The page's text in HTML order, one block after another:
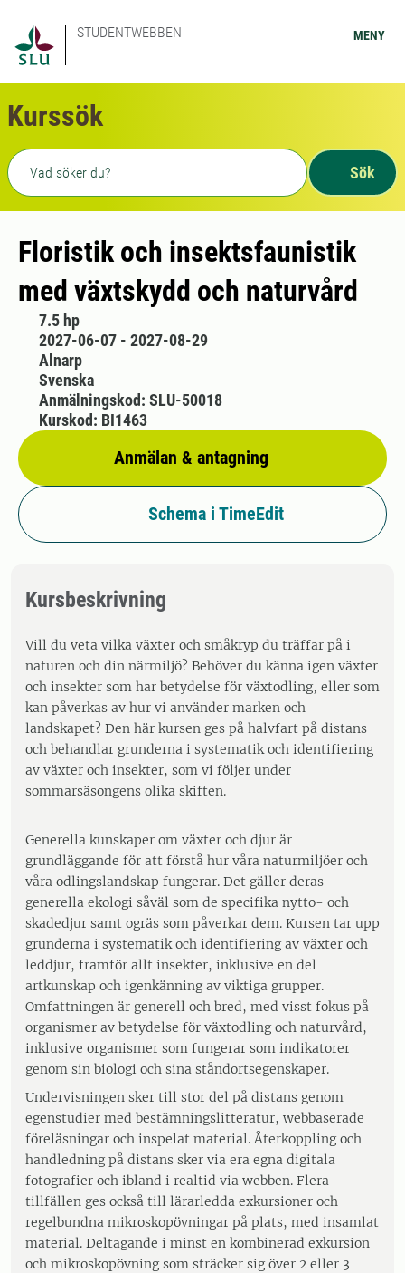
STUDENTWEBBEN MENY
Kurssök
Fritext sökning
Sök
Floristik och insektsfaunistik
med växtskydd och naturvård
7.5 hp
2027-06-07 - 2027-08-29
Alnarp
Svenska
Anmälan & antagning
Anmälningskod: SLU-50018
Kurskod: BI1463
Schema i TimeEdit
Kursbeskrivning
Vill du veta vilka växter och småkryp du träffar på i
naturen och din närmiljö? Behöver du känna igen växter
och insekter som har betydelse för växtodling, eller som
kan påverkas av hur vi använder marken och
landskapet? Den här kursen ges på halvfart på distans
och behandlar grunderna i systematik och identifiering
av växter och insekter, som vi följer under
sommarsäsongens olika skiften.
Generella kunskaper om växter och djur är
grundläggande för att förstå hur våra naturmiljöer och
våra odlingslandskap fungerar. Det gäller deras
generella ekologi såväl som de specifika nytto- och
skadedjur samt ogräs som påverkar dem. Kursen tar upp
grunderna i systematik och identifiering av växter och
leddjur, framför allt insekter, inklusive en del
artkunskap och igenkänning av viktiga grupper.
Omfattningen är generell och bred, med visst fokus på
organismer av betydelse för växtodling och naturvård,
inklusive organismer som fungerar som indikatorer
genom sin biologi och sina ståndortsegenskaper.
Undervisningen sker till stor del på distans genom
egenstudier med bestämningslitteratur, webbaserade
föreläsningar och inspelat material. Återkoppling och
handledning på distans sker via era egna digitala
fotografier och ibland i realtid via webben. Flera
tillfällen ges också till lärarledda exkursioner och
regelbundna mikroskopövningar på plats, med insamlat
material. Deltagande i minst en kombinerad exkursion
och mikroskopövning som sträcker sig över 2 eller 3